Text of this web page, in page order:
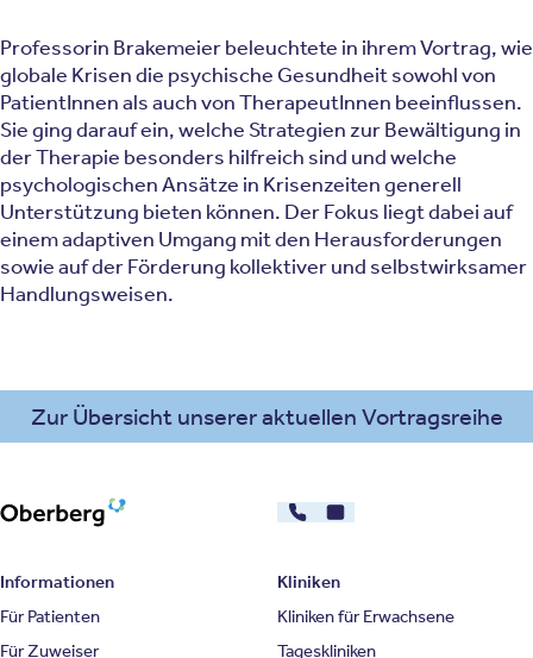
Professorin Brakemeier beleuchtete in ihrem Vortrag, wie
globale Krisen die psychische Gesundheit sowohl von
PatientInnen als auch von TherapeutInnen beeinflussen.
Sie ging darauf ein, welche Strategien zur Bewältigung in
der Therapie besonders hilfreich sind und welche
psychologischen Ansätze in Krisenzeiten generell
Unterstützung bieten können. Der Fokus liegt dabei auf
einem adaptiven Umgang mit den Herausforderungen
sowie auf der Förderung kollektiver und selbstwirksamer
Handlungsweisen.
Zur Übersicht unserer aktuellen Vortragsreihe
030 - 26478607
Kontakt
Informationen
Für Patienten
Für Zuweiser
Kliniken
Kliniken für Erwachsene
Tageskliniken